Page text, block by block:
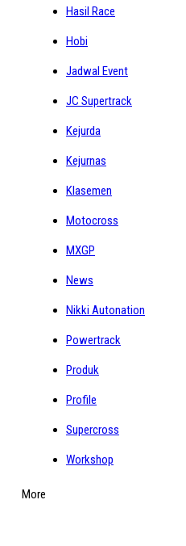
Hasil Race
Hobi
Jadwal Event
JC Supertrack
Kejurda
Kejurnas
Klasemen
Motocross
MXGP
News
Nikki Autonation
Powertrack
Produk
Profile
Supercross
Workshop
More